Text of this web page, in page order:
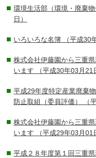
環境生活部（環境・廃棄
日）
いろいろな名簿 （平成30
株式会社伊藤園から三重
います （平成30年03月21
平成29年度特定産業廃棄
防止取組（委員評価）
（
株式会社伊藤園から三重
います （平成29年03月01
平成２８年度第１回三重